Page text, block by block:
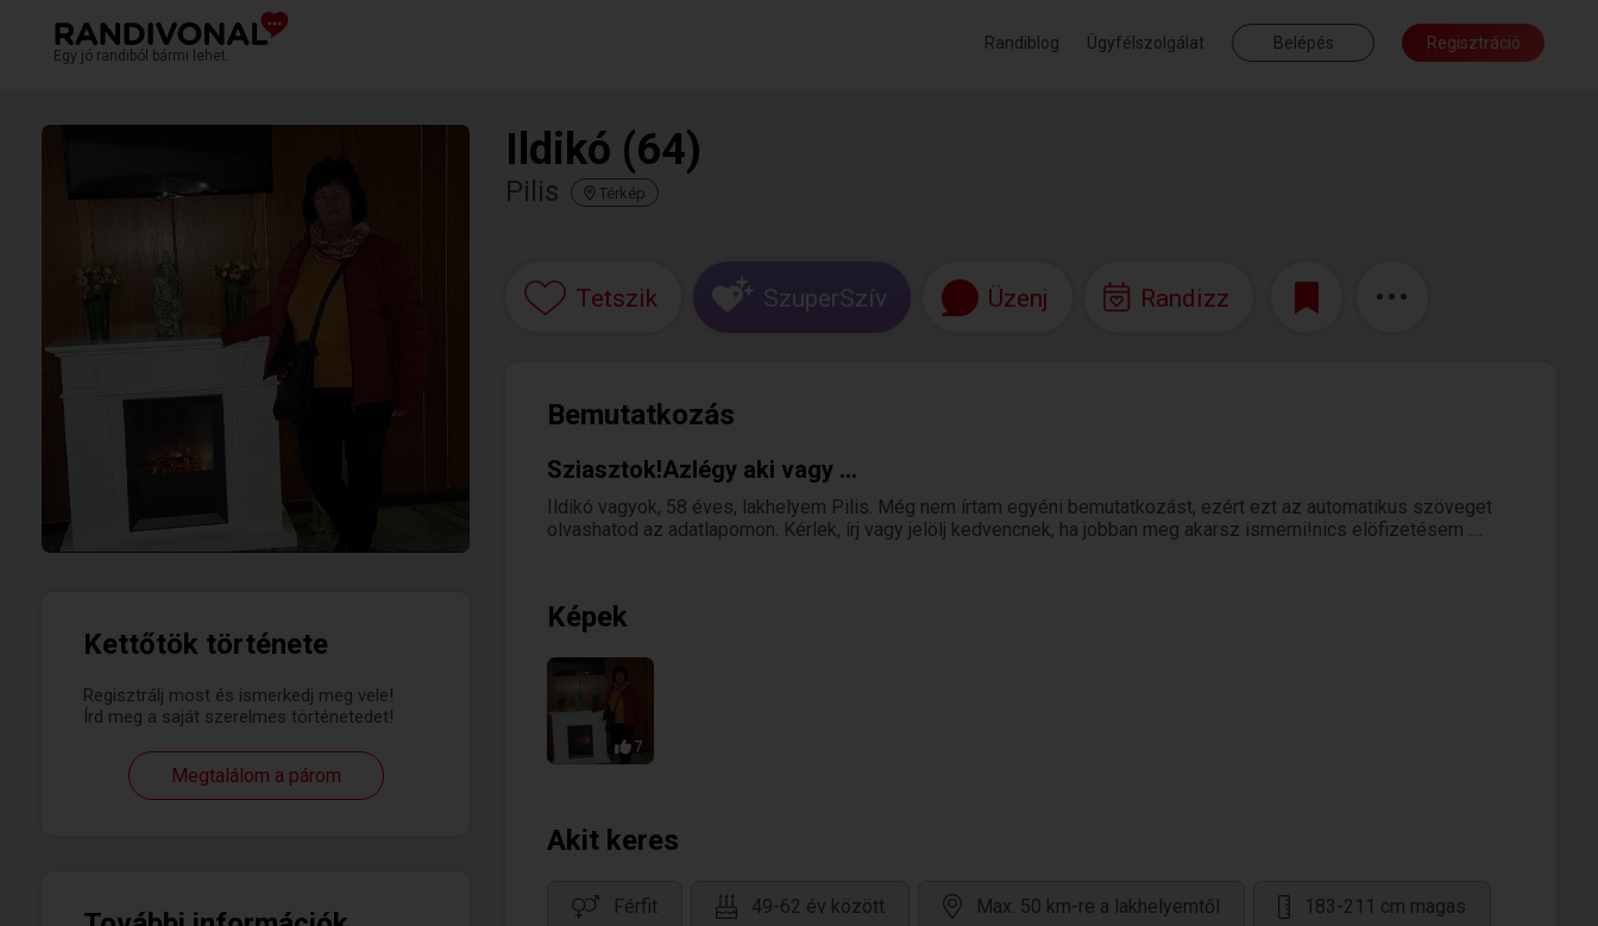
Egy jó randiból bármi lehet.
Randiblog Ügyfélszolgálat Belépés Regisztráció
Kettőtök története
Regisztrálj most és ismerkedj meg vele!
Írd meg a saját szerelmes történetedet!
Megtalálom a párom
Ildikó (64)
Pilis Térkép
Tetszik SzuperSzív Üzenj Randizz
Bemutatkozás
Sziasztok!Azlégy aki vagy ...
Ildikó vagyok, 58 éves, lakhelyem Pilis. Még nem írtam egyéni bemutatkozást, ezért ezt az automatikus szöveget
olvashatod az adatlapomon. Kérlek, írj vagy jelölj kedvencnek, ha jobban meg akarsz ismerni!nics elöfizetésem ....
Képek
7
Akit keres
Férfit 49-62 év között Max. 50 km-re a lakhelyemtől 183-211 cm magas